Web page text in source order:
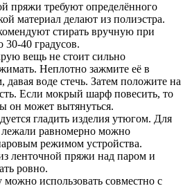
пряжи требуют определённого
материал делают из полиэстра.
стирать вручную при
30-40 градусов.
вещь не стоит сильно
Неплотно зажмите её в
давая воде стечь. Затем положите на
Если мокрый шарф повесить, то
он может вытянуться.
гладить изделия утюгом. Для
равномерно можно
режимом устройства.
ленточной пряжи над паром и
ровно.
использовать совместно с